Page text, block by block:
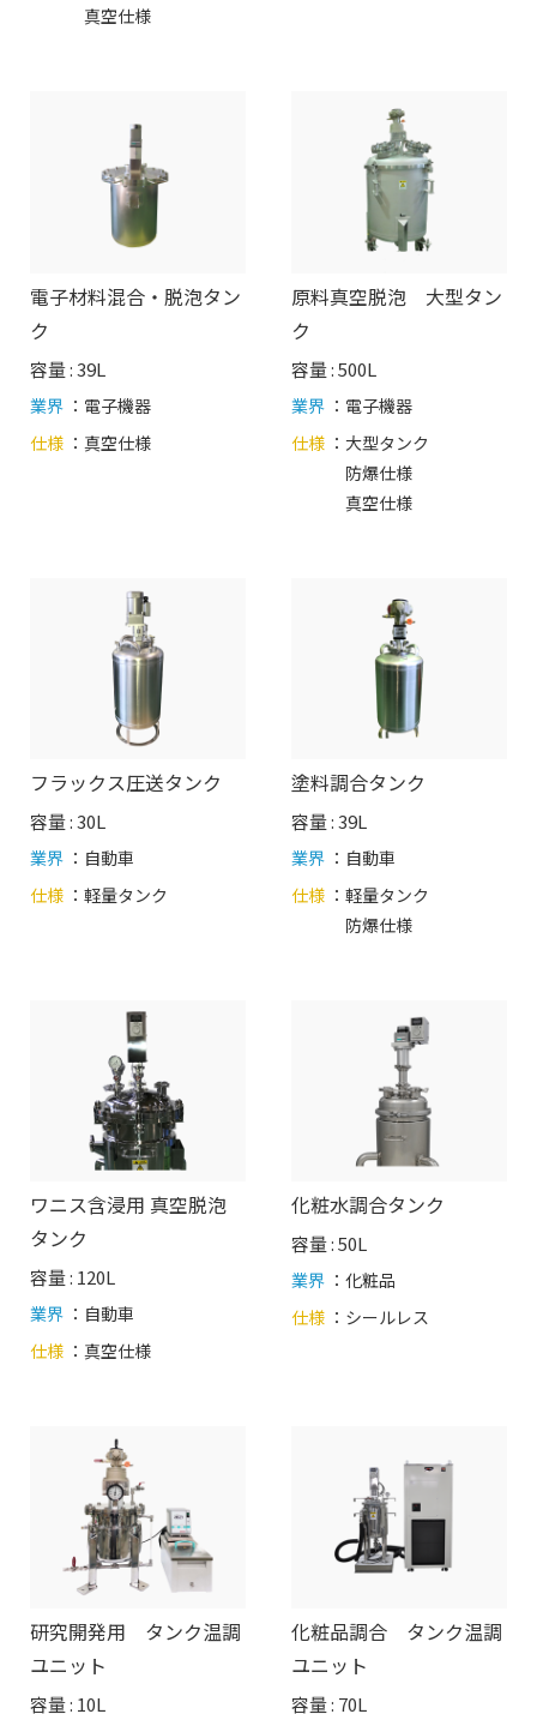
真空仕様
電子材料混合・脱泡タン
ク
容量 : 39L
業界 ：電子機器
仕様 ： 真空仕様
原料真空脱泡 大型タン
ク
容量 : 500L
業界 ：電子機器
仕様 ：大型タンク
防爆仕様
真空仕様
フラックス圧送タンク
容量 : 30L
業界 ：自動車
仕様 ： 軽量タンク
塗料調合タンク
容量 : 39L
業界 ：自動車
仕様 ：軽量タンク
防爆仕様
ワニス含浸用 真空脱泡
タンク
容量 : 120L
業界 ：自動車
仕様 ： 真空仕様
化粧水調合タンク
容量 : 50L
業界 ：化粧品
仕様 ： シールレス
研究開発用 タンク温調
ユニット
容量 : 10L
化粧品調合 タンク温調
ユニット
容量 : 70L